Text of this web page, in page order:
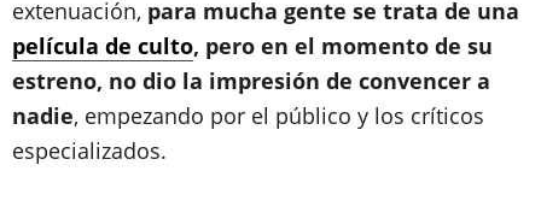
extenuación, para mucha gente se trata de una
película de culto, pero en el momento de su
estreno, no dio la impresión de convencer a
nadie, empezando por el público y los críticos
especializados.